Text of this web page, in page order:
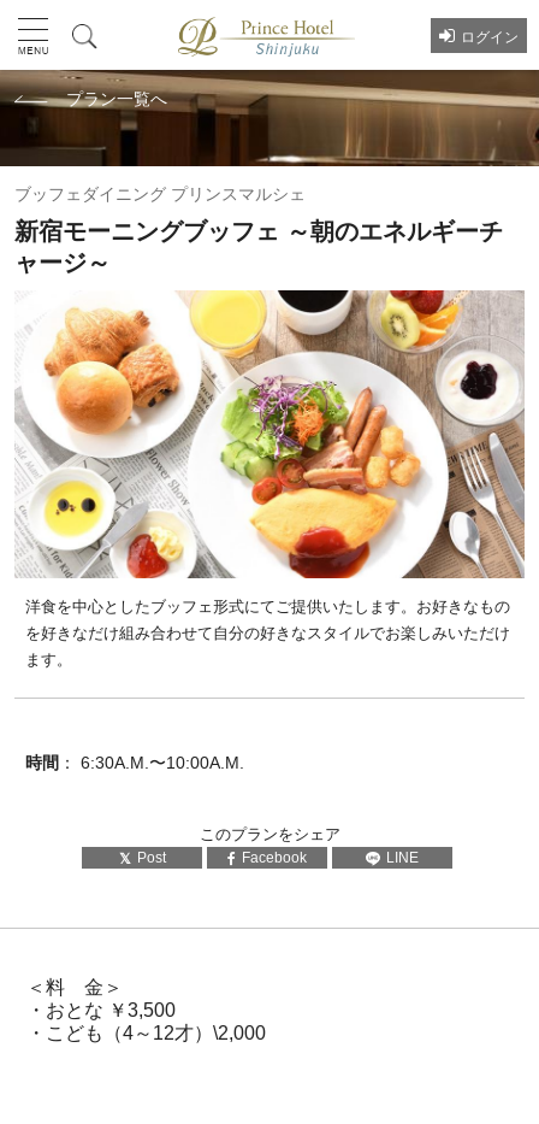
ログイン
プラン一覧へ
ブッフェダイニング プリンスマルシェ
新宿モーニングブッフェ ～朝のエネルギーチ
ャージ～
洋食を中心としたブッフェ形式にてご提供いたします。お好きなもの
を好きなだけ組み合わせて自分の好きなスタイルでお楽しみいただけ
ます。
時間 ： 6:30A.M.〜10:00A.M.
このプランをシェア
Post Facebook LINE
＜料 金＞
・おとな ￥3,500
・こども（4～12才）\2,000